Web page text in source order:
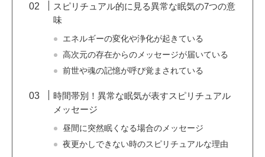
スピリチュアル的に見る異常な眠気の7つの意
味
エネルギーの変化や浄化が起きている
高次元の存在からのメッセージが届いている
前世や魂の記憶が呼び覚まされている
時間帯別！異常な眠気が表すスピリチュアル
メッセージ
昼間に突然眠くなる場合のメッセージ
夜更かしできない時のスピリチュアルな理由